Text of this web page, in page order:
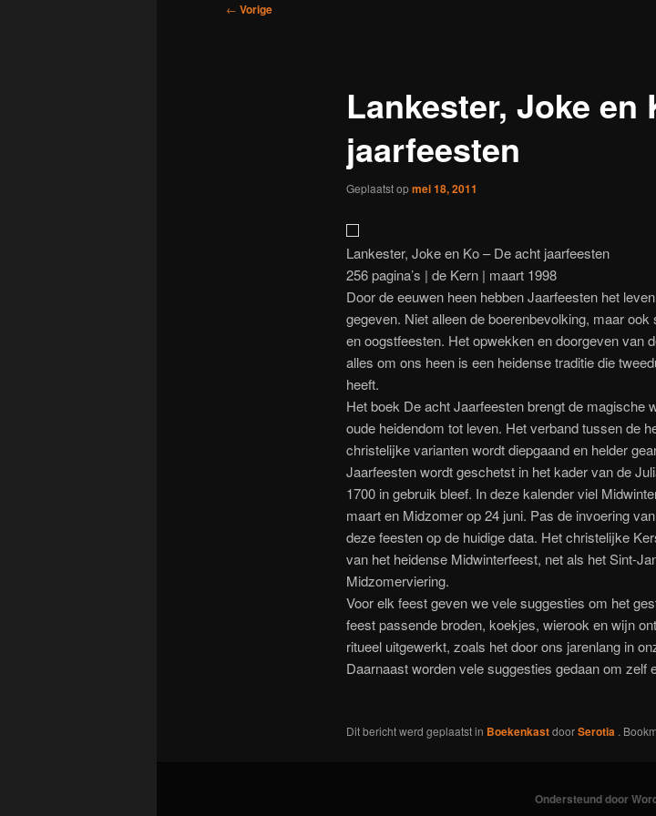
Bericht
← Vorige
Lankester, Joke en
jaarfeesten
Geplaatst opmei 18, 2011
Lankester, Joke en Ko – De acht jaarfeesten
256 pagina’s | de Kern | maart 1998
Door de eeuwen heen hebben Jaarfeesten het
gegeven. Niet alleen de boerenbevolking, maar
en oogstfeesten. Het opwekken en doorgeven van
alles om ons heen is een heidense traditie die
heeft.
Het boek De acht Jaarfeesten brengt de magische
oude heidendom tot leven. Het verband tussen de
christelijke varianten wordt diepgaand en helder
Jaarfeesten wordt geschetst in het kader van de
1700 in gebruik bleef. In deze kalender viel
maart en Midzomer op 24 juni. Pas de invoering
deze feesten op de huidige data. Het christelijke
van het heidense Midwinterfeest, net als het Sint-
Midzomerviering.
Voor elk feest geven we vele suggesties om het
feest passende broden, koekjes, wierook en wijn
ritueel uitgewerkt, zoals het door ons jarenlang in
Daarnaast worden vele suggesties gedaan om zelf
Dit bericht werd geplaatst in BoekenkastdoorSerotia .
Ondersteund door